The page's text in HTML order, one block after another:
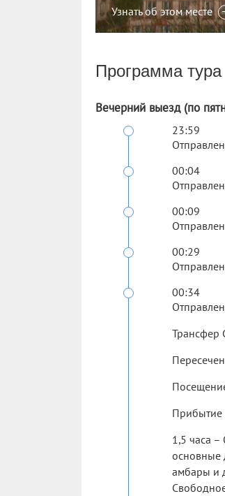
Узнать об этом месте
Программа тура
Вечерний выезд (по
23:59
00:04
00:09
00:29
00:34
Трансфер
Прибытие
1,5 часа –
основные
амбары и